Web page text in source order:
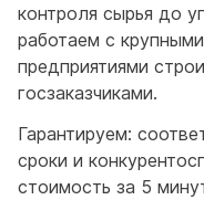
контроля сырья до
работаем с
предприятиями
госзаказчиками.
Гарантируем:
сроки и
стоимость за 5